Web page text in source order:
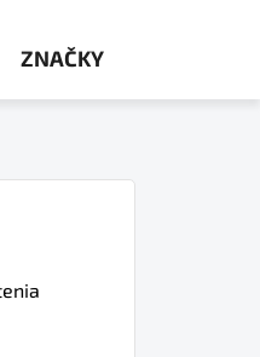
ZNAČKY